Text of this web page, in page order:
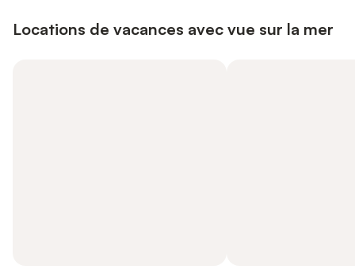
Locations de vacances avec vue sur la mer